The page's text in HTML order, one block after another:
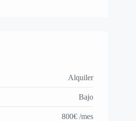
Alquiler
Bajo
800€ /mes